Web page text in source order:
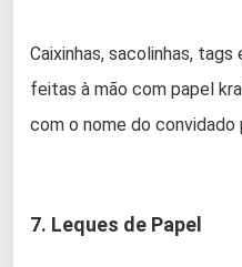
Caixinhas, sacolinhas,
feitas à mão com papel
com o nome do convidado
7. Leques de Papel